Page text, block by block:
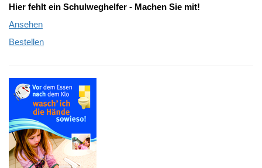
Hier fehlt ein Schulweghelfer - Machen Sie mit!
Ansehen
Bestellen